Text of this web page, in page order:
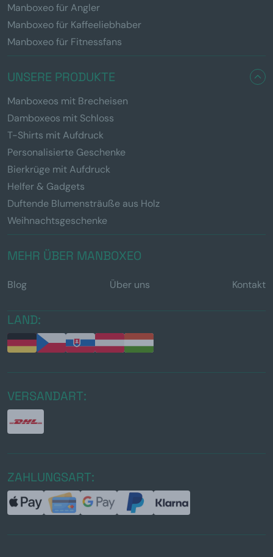
Manboxeo für Angler
Manboxeo für Kaffeeliebhaber
Manboxeo für Fitnessfans
UNSERE PRODUKTE
Manboxeos mit Brecheisen
Damboxeos mit Schloss
T-Shirts mit Aufdruck
Personalisierte Geschenke
Bierkrüge mit Aufdruck
Helfer & Gadgets
Duftende Blumensträuße aus Holz
Weihnachtsgeschenke
MEHR ÜBER MANBOXEO
Blog Über uns Kontakt
LAND:
VERSANDART:
ZAHLUNGSART: